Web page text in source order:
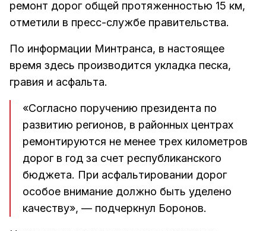
ремонт дорог общей протяженностью 15 км,
отметили в пресс-службе правительства.
По информации Минтранса, в настоящее
время здесь производится укладка песка,
гравия и асфальта.
«Согласно поручению президента по
развитию регионов, в районных центрах
ремонтируются не менее трех километров
дорог в год за счет республиканского
бюджета. При асфальтировании дорог
особое внимание должно быть уделено
качеству», — подчеркнул Боронов.